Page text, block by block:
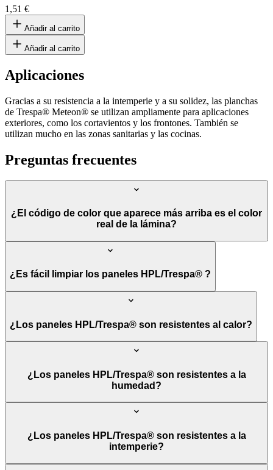
1,51 €
Añadir al carrito
Añadir al carrito
Aplicaciones
Gracias a su resistencia a la intemperie y a su solidez, las planchas
de Trespa® Meteon® se utilizan ampliamente para aplicaciones
exteriores, como los cortavientos y los frontones. También se
utilizan mucho en las zonas sanitarias y las cocinas.
Preguntas frecuentes
¿El código de color que aparece más arriba es el color
real de la lámina?
¿Es fácil limpiar los paneles HPL/Trespa® ?
¿Los paneles HPL/Trespa® son resistentes al calor?
¿Los paneles HPL/Trespa® son resistentes a la
humedad?
¿Los paneles HPL/Trespa® son resistentes a la
intemperie?